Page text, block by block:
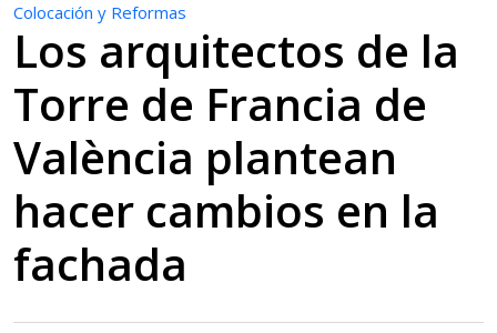
Colocación y Reformas
Los arquitectos de la
Torre de Francia de
València plantean
hacer cambios en la
fachada